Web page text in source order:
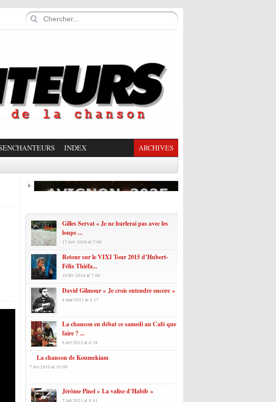
INDEX ARCHIVES
Gilles Servat « Je ne hurlerai pas avec les
loups ...
17 nov 2016 at 7:00
Retour sur le VIXI Tour 2015 d’Hubert-
Félix Thiéfa...
10 fév 2016 at 7:00
David Gilmour « Je crois entendre encore »
6 mar 2021 at 4:17
La chanson en débat ce samedi au Café que
faire ? ...
6 avr 2012 at 4:38
La chanson de Koumekiam
7 avr 2010 at 10:00
Jérôme Pinel « La valise d’Habib »
7 jan 2021 at 8:41